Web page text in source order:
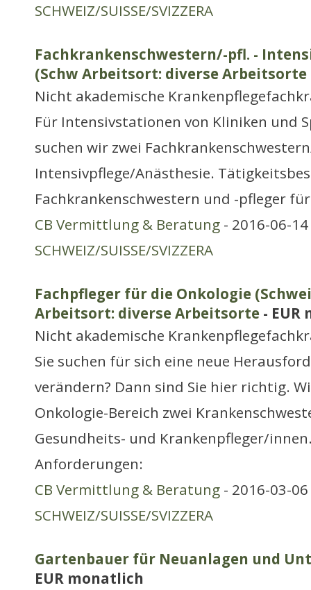
SCHWEIZ/SUISSE/SVIZZERA
Fachkrankenschwestern/-pfl. -
(Schw Arbeitsort: diverse Arbeitsorte
Nicht akademische
Für Intensivstationen von Kliniken und
suchen wir zwei
Intensivpflege/Anästhesie.
Fachkrankenschwestern und -pfleger
CB Vermittlung & Beratung - 2016-06-
SCHWEIZ/SUISSE/SVIZZERA
Fachpfleger für die Onkologie
Arbeitsort: diverse Arbeitsorte -
Nicht akademische
Sie suchen für sich eine neue
verändern? Dann sind Sie hier richtig.
Onkologie-Bereich zwei
Gesundheits- und Krankenpfleger/
Anforderungen:
CB Vermittlung & Beratung - 2016-03-
SCHWEIZ/SUISSE/SVIZZERA
Gartenbauer für Neuanlagen und
EUR monatlich